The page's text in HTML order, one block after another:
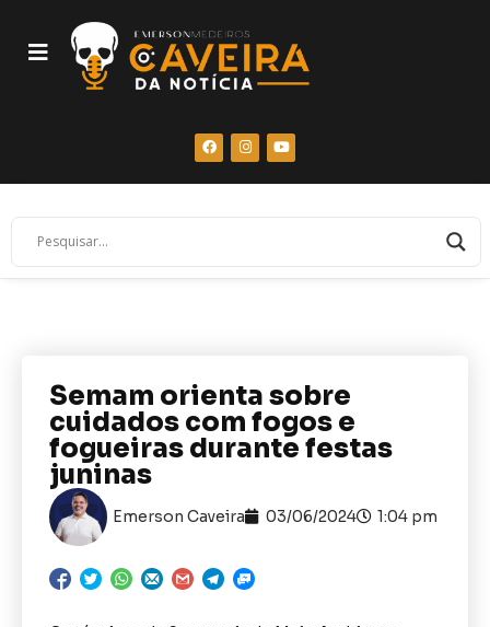
Semam orienta sobre
cuidados com fogos e
fogueiras durante festas
juninas
Emerson Caveira 03/06/2024 1:04 pm